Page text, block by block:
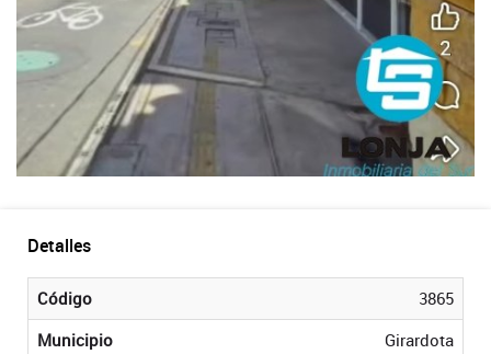
Detalles
Código
3865
Municipio
Girardota